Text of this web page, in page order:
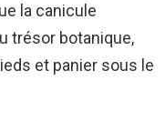
la canicule
trésor botanique,
et panier sous le